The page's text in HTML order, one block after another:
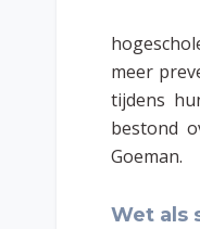
meer
tijdens
bestond
Goeman.
Wet als